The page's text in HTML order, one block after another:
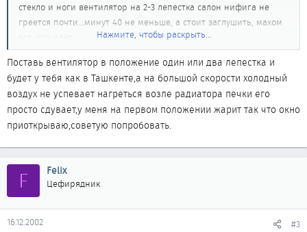
стекло и ноги вентилятор на 2-3 лепестка салон нифига не
греется почти...минут 40 не меньше, а стоит заглушить, махом
кто то писал что у него воздух идет такой что рука не
держит...мне до етого далеко :-((( теплый, даже не горячий...
Нажмите, чтобы раскрыть...
Поставь вентилятор в положение один или два лепестка и
будет у тебя как в Ташкенте,а на большой скорости холодный
воздух не успевает нагреться возле радиатора печки его
просто сдувает,у меня на первом положении жарит так что окно
приоткрываю,советую попробовать.
F Felix
Цефирядник
16.12.2002 #3